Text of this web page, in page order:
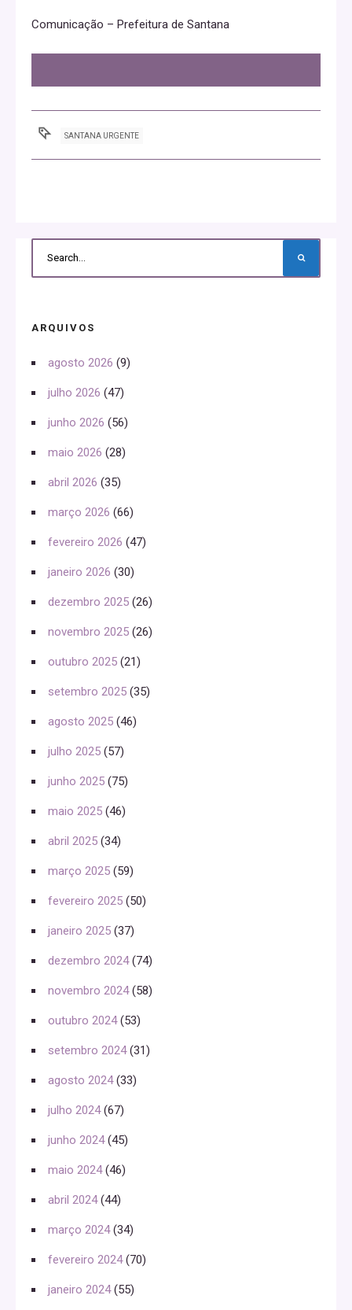
Comunicação – Prefeitura de Santana
SANTANA URGENTE
ARQUIVOS
agosto 2026 (9)
julho 2026 (47)
junho 2026 (56)
maio 2026 (28)
abril 2026 (35)
março 2026 (66)
fevereiro 2026 (47)
janeiro 2026 (30)
dezembro 2025 (26)
novembro 2025 (26)
outubro 2025 (21)
setembro 2025 (35)
agosto 2025 (46)
julho 2025 (57)
junho 2025 (75)
maio 2025 (46)
abril 2025 (34)
março 2025 (59)
fevereiro 2025 (50)
janeiro 2025 (37)
dezembro 2024(74)
novembro 2024(58)
outubro 2024(53)
setembro 2024(31)
agosto 2024(33)
julho 2024(67)
junho 2024(45)
maio 2024(46)
abril 2024(44)
março 2024(34)
fevereiro 2024(70)
janeiro 2024(55)